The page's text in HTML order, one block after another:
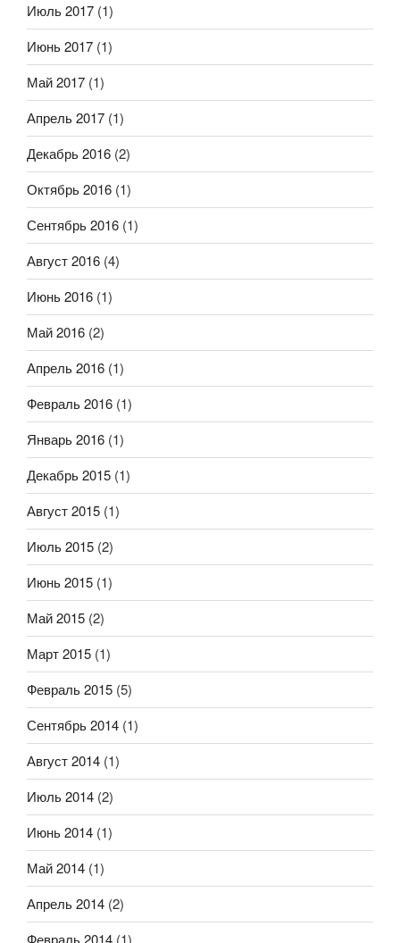
Июль 2017 (1)
Июнь 2017 (1)
Май 2017 (1)
Апрель 2017 (1)
Декабрь 2016 (2)
Октябрь 2016 (1)
Сентябрь 2016 (1)
Август 2016 (4)
Июнь 2016 (1)
Май 2016 (2)
Апрель 2016 (1)
Февраль 2016 (1)
Январь 2016 (1)
Декабрь 2015 (1)
Август 2015 (1)
Июль 2015 (2)
Июнь 2015 (1)
Май 2015 (2)
Март 2015 (1)
Февраль 2015 (5)
Сентябрь 2014 (1)
Август 2014 (1)
Июль 2014 (2)
Июнь 2014 (1)
Май 2014 (1)
Апрель 2014 (2)
Февраль 2014 (1)